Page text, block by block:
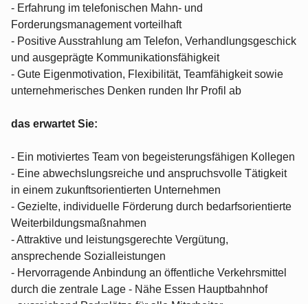
- Erfahrung im telefonischen Mahn- und
Forderungsmanagement vorteilhaft
- Positive Ausstrahlung am Telefon, Verhandlungsgeschick
und ausgeprägte Kommunikationsfähigkeit
- Gute Eigenmotivation, Flexibilität, Teamfähigkeit sowie
unternehmerisches Denken runden Ihr Profil ab
das erwartet Sie:
- Ein motiviertes Team von begeisterungsfähigen Kollegen
- Eine abwechslungsreiche und anspruchsvolle Tätigkeit
in einem zukunftsorientierten Unternehmen
- Gezielte, individuelle Förderung durch bedarfsorientierte
Weiterbildungsmaßnahmen
- Attraktive und leistungsgerechte Vergütung,
ansprechende Sozialleistungen
- Hervorragende Anbindung an öffentliche Verkehrsmittel
durch die zentrale Lage - Nähe Essen Hauptbahnhof